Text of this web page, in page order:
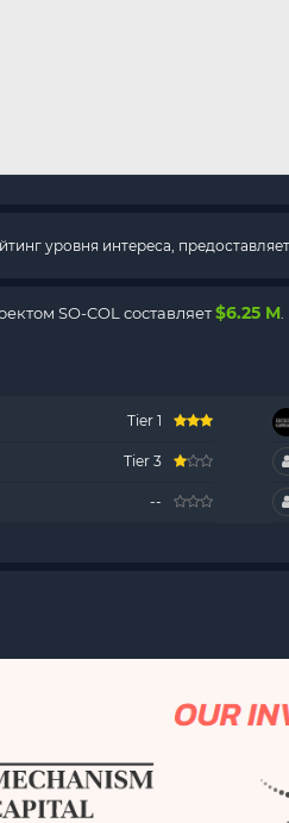
уровня интереса,
SO-COL составляет$6.25 M
Tier 1
Tier 3
--